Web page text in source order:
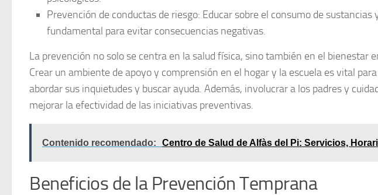
Prevención de conductas de riesgo: Educar sobre el consumo de sustancias
fundamental para evitar consecuencias negativas.
La prevención no solo se centra en la salud física, sino también en el bienestar
Crear un ambiente de apoyo y comprensión en el hogar y la escuela es vital
abordar sus inquietudes y buscar ayuda. Además, involucrar a los padres y
mejorar la efectividad de las iniciativas preventivas.
Contenido recomendado: Centro de Salud de Alfàs del Pi: Servicios,
Beneficios de la Prevención Temprana